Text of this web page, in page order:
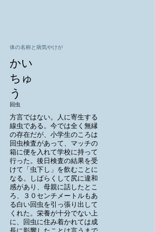
体の名称と病気やけが
かい
ちゅ
う
回虫
方言ではない。人に寄生する
線虫である。今では全く無縁
の存在だが、小学生のころは
回虫検査があって、マッチの
箱に便を入れて学校に持って
行った。後日検査の結果を受
けて「虫下し」を飲むことに
なる。しばらくして尻に違和
感があり、母親に話したとこ
ろ、３０センチメートルもあ
る白い回虫を引っ張り出して
くれた。栄養が十分でない上
に、回虫に住み着かれては成